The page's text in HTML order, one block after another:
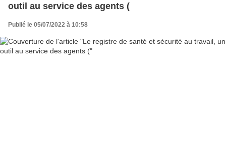
outil au service des agents (
Publié le 05/07/2022 à 10:58